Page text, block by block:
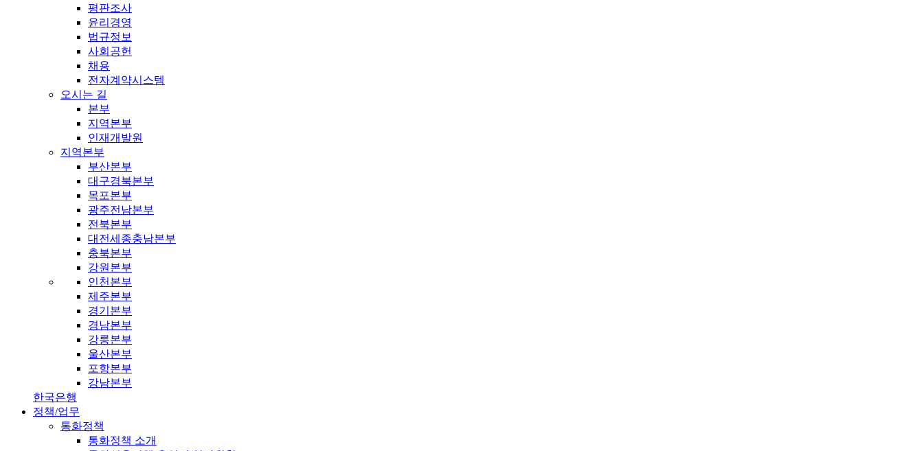
평판조사
윤리경영
법규정보
사회공헌
채용
전자계약시스템
오시는 길
본부
지역본부
인재개발원
지역본부
부산본부
대구경북본부
목포본부
광주전남본부
전북본부
대전세종충남본부
충북본부
강원본부
인천본부
제주본부
경기본부
경남본부
강릉본부
울산본부
포항본부
강남본부
한국은행
정책/업무
통화정책
통화정책 소개